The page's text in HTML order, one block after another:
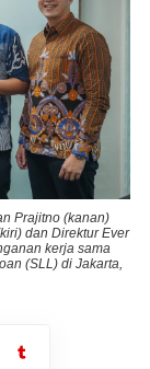
Prajitno (kanan)
dan Direktur Ever
kerja sama
(SLL) di Jakarta,